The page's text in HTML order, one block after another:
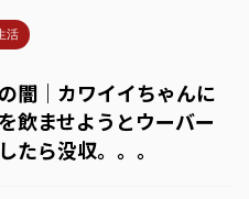
活
闇｜カワイイちゃんに
飲ませようとウーバー
たら没収。。。